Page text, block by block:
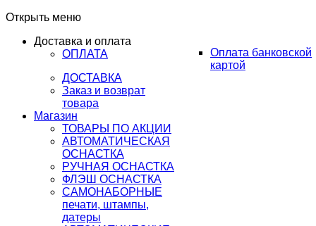
Открыть меню
Доставка и оплата
ОПЛАТА
Оплата банковской
картой
ДОСТАВКА
Заказ и возврат
товара
Магазин
ТОВАРЫ ПО АКЦИИ
АВТОМАТИЧЕСКАЯ
ОСНАСТКА
РУЧНАЯ ОСНАСТКА
ФЛЭШ ОСНАСТКА
САМОНАБОРНЫЕ
печати, штампы,
датеры